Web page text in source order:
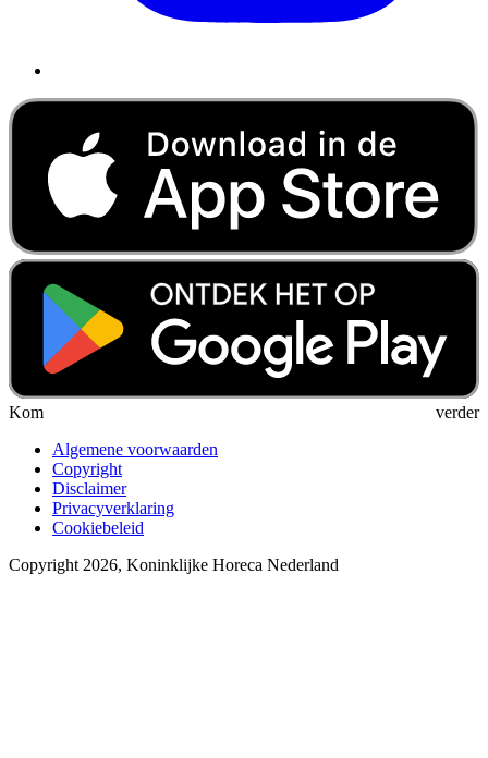
Kom verder
Algemene voorwaarden
Copyright
Disclaimer
Privacyverklaring
Cookiebeleid
Copyright 2026, Koninklijke Horeca Nederland